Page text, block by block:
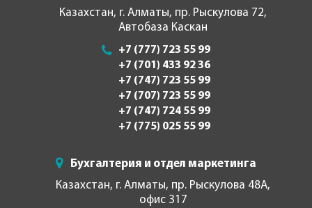
Казахстан, г. Алматы, пр. Рыскулова 72,
Автобаза Каскан
+7 (777) 723 55 99
+7 (701) 433 92 36
+7 (747) 723 55 99
+7 (707) 723 55 99
+7 (747) 724 55 99
+7 (775) 025 55 99
Бухгалтерия и отдел маркетинга
Казахстан, г. Алматы, пр. Рыскулова 48А,
офис 317